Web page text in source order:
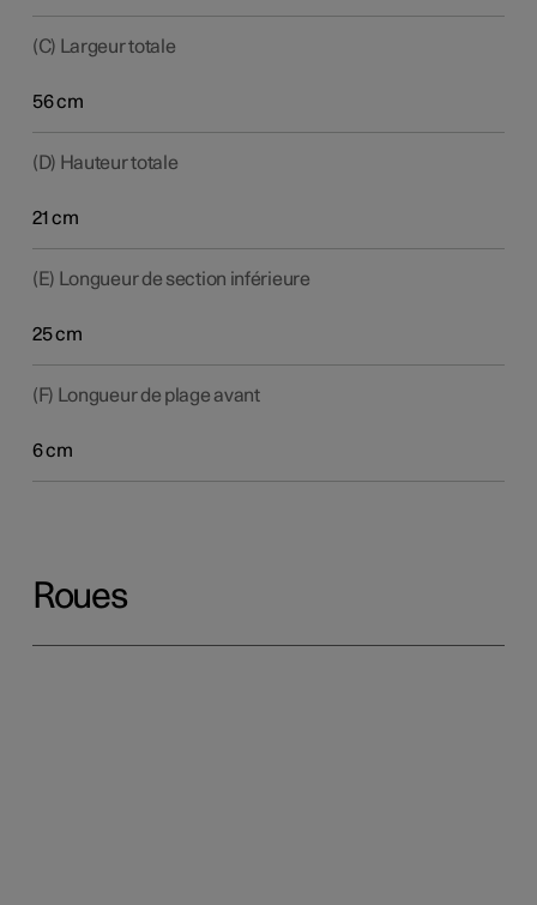
(C) Largeur totale
56 cm
(D) Hauteur totale
21 cm
(E) Longueur de section inférieure
25 cm
(F) Longueur de plage avant
6 cm
Roues